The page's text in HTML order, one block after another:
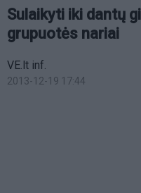
Sulaikyti iki dantų
grupuotės nariai
VE.lt inf.
2013-12-19 17:44